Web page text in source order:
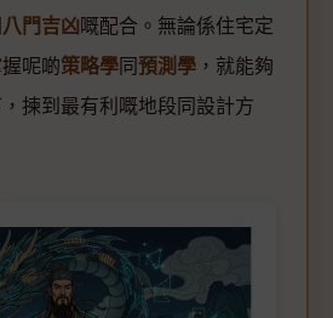
八門吉凶嘅配合。無論係住宅定
呢啲策略學 同 預測學 ，就能夠
揀到最有利嘅地段同設計方